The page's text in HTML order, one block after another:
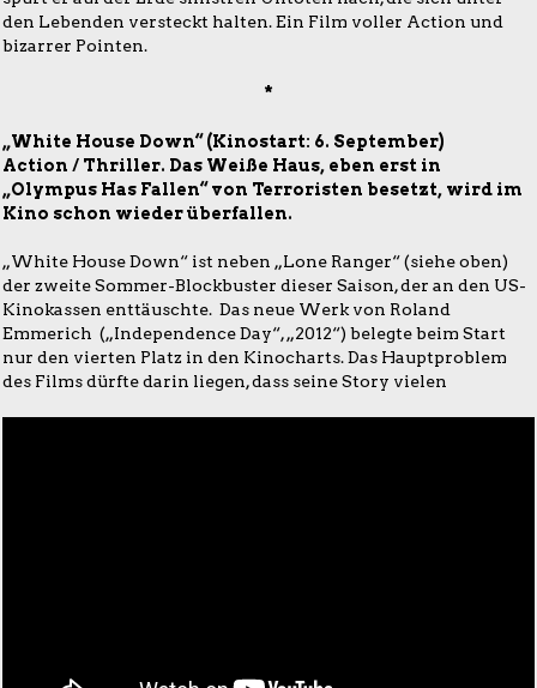
den Lebenden versteckt halten. Ein Film voller Action und
bizarrer Pointen.
*
„White House Down“ (Kinostart: 6. September)
Action / Thriller. Das Weiße Haus, eben erst in
„Olympus Has Fallen“ von Terroristen besetzt, wird im
Kino schon wieder überfallen.
„White House Down“ ist neben „Lone Ranger“ (siehe oben)
der zweite Sommer-Blockbuster dieser Saison, der an den US-
Kinokassen enttäuschte. Das neue Werk von Roland
Emmerich („Independence Day“, „2012“) belegte beim Start
nur den vierten Platz in den Kinocharts. Das Hauptproblem
des Films dürfte darin liegen, dass seine Story vielen